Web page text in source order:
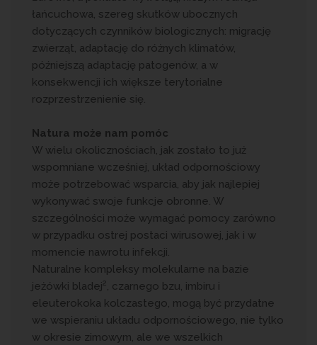
łańcuchowa, szereg skutków ubocznych
dotyczących czynników biologicznych: migrację
zwierząt, adaptację do różnych klimatów,
późniejszą adaptację patogenów, a w
konsekwencji ich większe terytorialne
rozprzestrzenienie się.
Natura może nam pomóc
W wielu okolicznościach, jak zostało to już
wspomniane wcześniej, układ odpornościowy
może potrzebować wsparcia, aby jak najlepiej
wykonywać swoje funkcje obronne. W
szczególności może wymagać pomocy zarówno
w przypadku ostrej postaci wirusowej, jak i w
momencie nawrotu infekcji.
Naturalne kompleksy molekularne na bazie
jeżówki bladej2, czarnego bzu, imbiru i
eleuterokoka kolczastego, mogą być przydatne
we wspieraniu układu odpornościowego, nie tylko
w okresie zimowym, ale we wszelkich